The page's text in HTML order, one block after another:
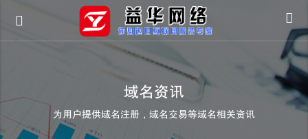
域名资讯
为用户提供域名注册，域名交易等域名相关资讯